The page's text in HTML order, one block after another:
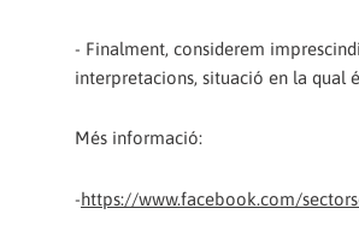
- Finalment, considerem
interpretacions, situació en la qual
Més informació:
-https://www.facebook.com/